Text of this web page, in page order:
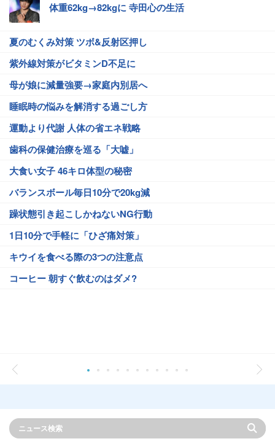
体重62kg→82kgに 寺田心の生活
夏のむくみ対策 ツボ&反射区押し
紫外線対策がビタミンD不足に
母が娘に減量強要→家庭内別居へ
睡眠時の悩みを解消する過ごし方
運動より代謝 人体の省エネ戦略
歯科の保健治療を巡る「大嘘」
大食い女子 46キロ体型の秘密
バランスボール毎日10分で20kg減
躁状態引き起こしかねないNG行動
1日10分で手軽に「ひざ痛対策」
キウイを食べる際の3つの注意点
コーヒー 朝すぐ飲むのはダメ?